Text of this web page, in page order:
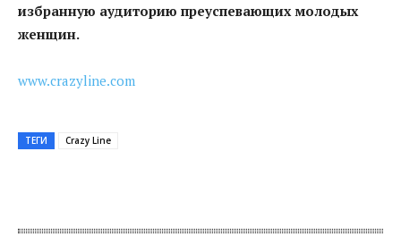
избранную аудиторию преуспевающих молодых
женщин.
www.crazyline.com
ТЕГИ Crazy Line